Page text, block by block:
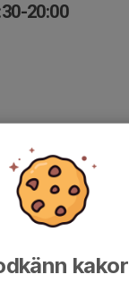
20:00
kakor